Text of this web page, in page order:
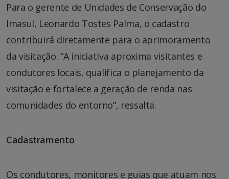
Para o gerente de Unidades de Conservação do
Imasul, Leonardo Tostes Palma, o cadastro
contribuirá diretamente para o aprimoramento
da visitação. “A iniciativa aproxima visitantes e
condutores locais, qualifica o planejamento da
visitação e fortalece a geração de renda nas
comunidades do entorno”, ressalta.
Cadastramento
Os condutores, monitores e guias que atuam nos